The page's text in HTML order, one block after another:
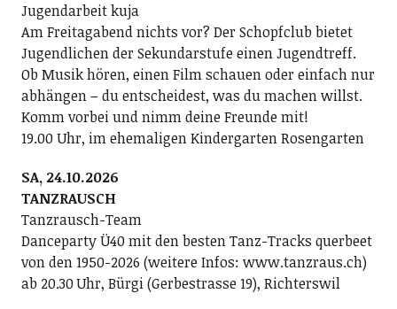
Jugendarbeit kuja
Am Freitagabend nichts vor? Der Schopfclub bietet
Jugendlichen der Sekundarstufe einen Jugendtreff.
Ob Musik hören, einen Film schauen oder einfach nur
abhängen – du entscheidest, was du machen willst.
Komm vorbei und nimm deine Freunde mit!
19.00 Uhr, im ehemaligen Kindergarten Rosengarten
SA, 24.10.2026
TANZRAUSCH
Tanzrausch-Team
Danceparty Ü40 mit den besten Tanz-Tracks querbeet
von den 1950-2026 (weitere Infos: www.tanzraus.ch)
ab 20.30 Uhr, Bürgi (Gerbestrasse 19), Richterswil